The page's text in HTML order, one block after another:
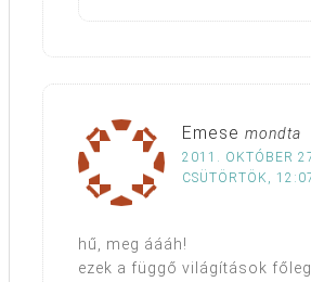
Emese mondta
2011. OKTÓBER
CSÜTÖRTÖK,
hű, meg áááh!
ezek a függő világítások